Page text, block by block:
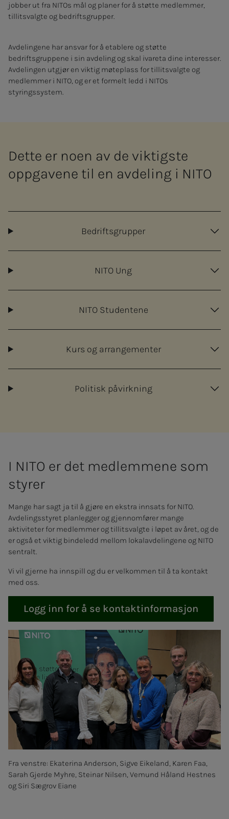
jobber ut fra NITOs mål og planer for å støtte medlemmer,
tillitsvalgte og bedriftsgrupper.
Avdelingene har ansvar for å etablere og støtte
bedriftsgruppene i sin avdeling og skal ivareta dine interesser.
Avdelingen utgjør en viktig møteplass for tillitsvalgte og
medlemmer i NITO, og er et formelt ledd i NITOs
styringssystem.
Dette er noen av de viktigste
oppgavene til en avdeling i NITO
Bedriftsgrupper
NITO Ung
NITO Studentene
Kurs og arrangementer
Politisk påvirkning
I NITO er det med­­­­­lem­­­me­­­ne som
sty­­­rer
Mange har sagt ja til å gjøre en ekstra innsats for NITO.
Avdelingsstyret planlegger og gjennomfører mange
aktiviteter for medlemmer og tillitsvalgte i løpet av året, og de
er også et viktig bindeledd mellom lokalavdelingene og NITO
sentralt.
Vi vil gjerne ha innspill og du er velkommen til å ta kontakt
med oss.
Logg inn for å se kontaktinformasjon
Fra venstre: Ekaterina Anderson, Sigve Eikeland, Karen Faa,
Sarah Gjerde Myhre, Steinar Nilsen, Vemund Håland Hestnes
og Siri Sægrov Eiane